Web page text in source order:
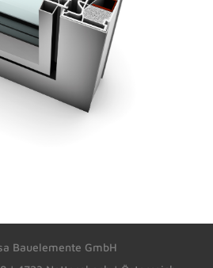
Bauelemente GmbH